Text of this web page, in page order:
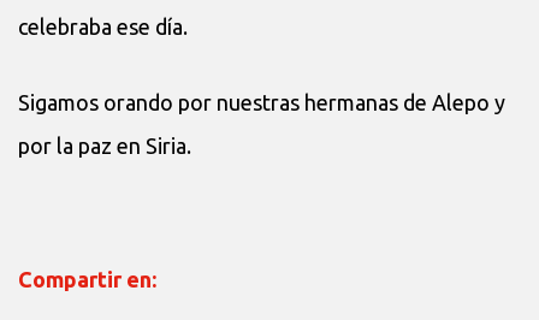
celebraba ese día.
Sigamos orando por nuestras hermanas de Alepo y
por la paz en Siria.
Compartir en: